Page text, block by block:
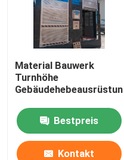
Material Bauwerk
Turnhöhe
Gebäudehebeausrüstung
Bestpreis
Kontakt